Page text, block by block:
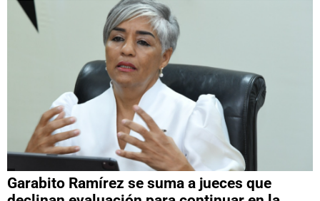
Garabito Ramírez se suma a jueces que